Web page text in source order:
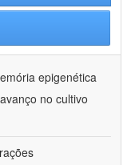
epigenética
no cultivo